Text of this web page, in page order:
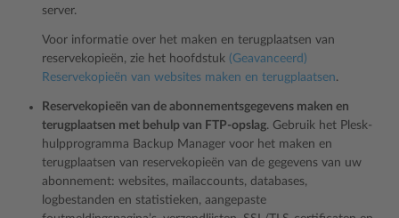
server.
Voor informatie over het maken en terugplaatsen van
reservekopieën, zie het hoofdstuk (Geavanceerd)
Reservekopieën van websites maken en terugplaatsen.
Reservekopieën van de abonnementsgegevens maken en
terugplaatsen met behulp van FTP-opslag. Gebruik het Plesk-
hulpprogramma Backup Manager voor het maken en
terugplaatsen van reservekopieën van de gegevens van uw
abonnement: websites, mailaccounts, databases,
logbestanden en statistieken, aangepaste